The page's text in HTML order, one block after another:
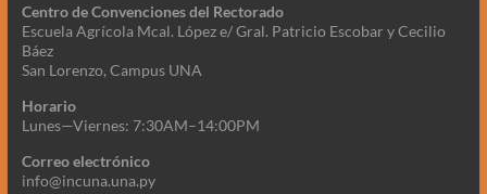
Centro de Convenciones del Rectorado
Escuela Agrícola Mcal. López e/ Gral. Patricio Escobar y Cecilio
Báez
San Lorenzo, Campus UNA
Horario
Lunes—Viernes: 7:30AM–14:00PM
Correo electrónico
info@incuna.una.py